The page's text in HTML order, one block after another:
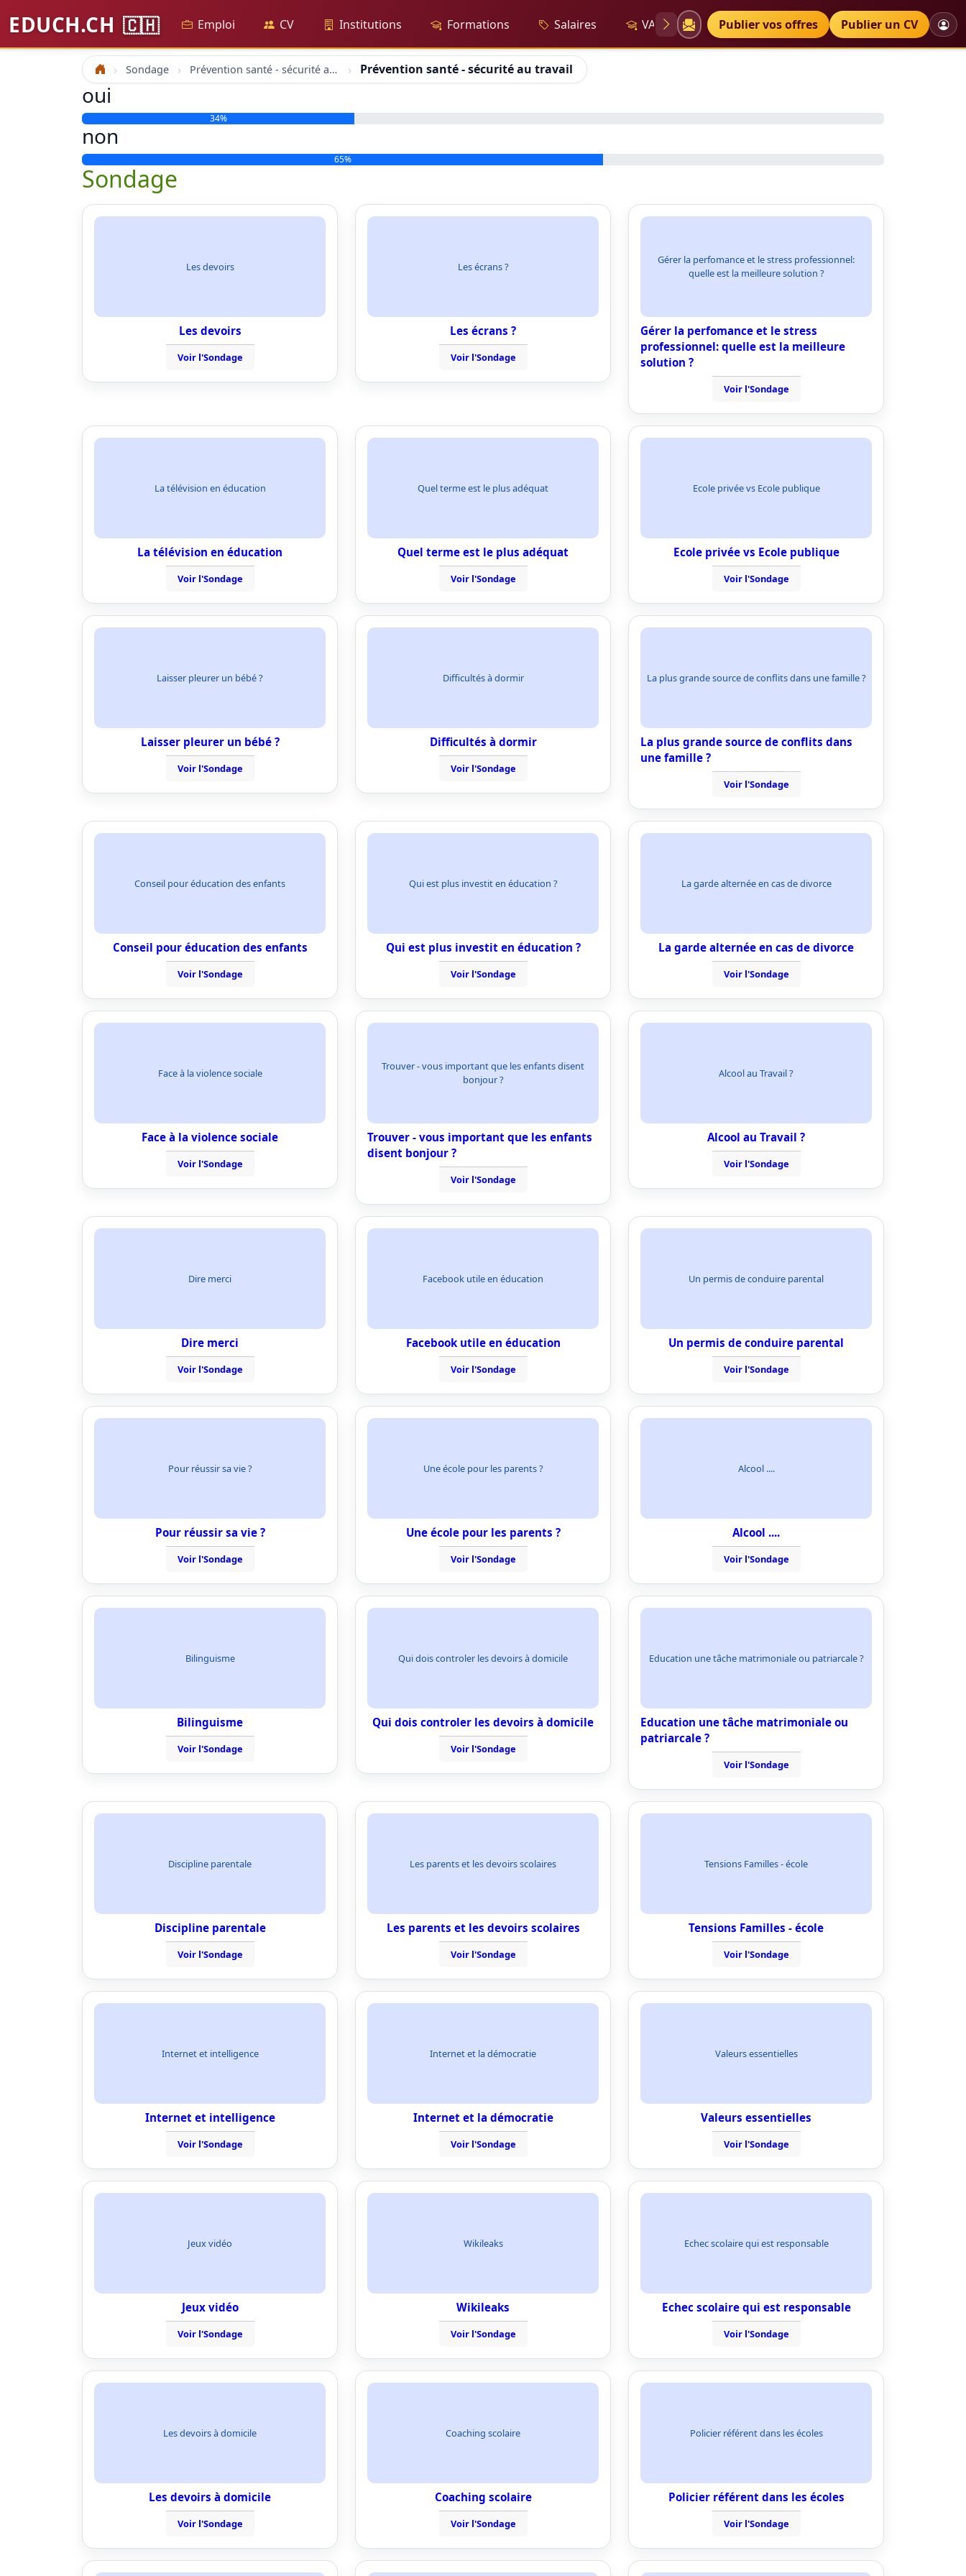
EDUCH.CH 🇨🇭 Emploi CV Institutions Formations Salaires VAE Diplômes Petites annonces
Publier vos offres Publier un CV
Accueil Sondage Prévention santé - sécurité au travail Prévention santé - sécurité au travail
oui
34%
non
65%
Sondage
Les devoirs
Les devoirs
Voir l'Sondage
Les écrans ?
Les écrans ?
Voir l'Sondage
Gérer la perfomance et le stress professionnel:
quelle est la meilleure solution ?
Gérer la perfomance et le stress
professionnel: quelle est la meilleure
solution ?
Voir l'Sondage
La télévision en éducation
La télévision en éducation
Voir l'Sondage
Quel terme est le plus adéquat
Quel terme est le plus adéquat
Voir l'Sondage
Ecole privée vs Ecole publique
Ecole privée vs Ecole publique
Voir l'Sondage
Laisser pleurer un bébé ?
Laisser pleurer un bébé ?
Voir l'Sondage
Difficultés à dormir
Difficultés à dormir
Voir l'Sondage
La plus grande source de conflits dans une famille ?
La plus grande source de conflits dans
une famille ?
Voir l'Sondage
Conseil pour éducation des enfants
Conseil pour éducation des enfants
Voir l'Sondage
Qui est plus investit en éducation ?
Qui est plus investit en éducation ?
Voir l'Sondage
La garde alternée en cas de divorce
La garde alternée en cas de divorce
Voir l'Sondage
Face à la violence sociale
Face à la violence sociale
Voir l'Sondage
Trouver - vous important que les enfants disent
bonjour ?
Trouver - vous important que les enfants
disent bonjour ?
Voir l'Sondage
Alcool au Travail ?
Alcool au Travail ?
Voir l'Sondage
Dire merci
Dire merci
Voir l'Sondage
Facebook utile en éducation
Facebook utile en éducation
Voir l'Sondage
Un permis de conduire parental
Un permis de conduire parental
Voir l'Sondage
Pour réussir sa vie ?
Pour réussir sa vie ?
Voir l'Sondage
Une école pour les parents ?
Une école pour les parents ?
Voir l'Sondage
Alcool ....
Alcool ....
Voir l'Sondage
Bilinguisme
Bilinguisme
Voir l'Sondage
Qui dois controler les devoirs à domicile
Qui dois controler les devoirs à domicile
Voir l'Sondage
Education une tâche matrimoniale ou patriarcale ?
Education une tâche matrimoniale ou
patriarcale ?
Voir l'Sondage
Discipline parentale
Discipline parentale
Voir l'Sondage
Les parents et les devoirs scolaires
Les parents et les devoirs scolaires
Voir l'Sondage
Tensions Familles - école
Tensions Familles - école
Voir l'Sondage
Internet et intelligence
Internet et intelligence
Voir l'Sondage
Internet et la démocratie
Internet et la démocratie
Voir l'Sondage
Valeurs essentielles
Valeurs essentielles
Voir l'Sondage
Jeux vidéo
Jeux vidéo
Voir l'Sondage
Wikileaks
Wikileaks
Voir l'Sondage
Echec scolaire qui est responsable
Echec scolaire qui est responsable
Voir l'Sondage
Les devoirs à domicile
Les devoirs à domicile
Voir l'Sondage
Coaching scolaire
Coaching scolaire
Voir l'Sondage
Policier référent dans les écoles
Policier référent dans les écoles
Voir l'Sondage